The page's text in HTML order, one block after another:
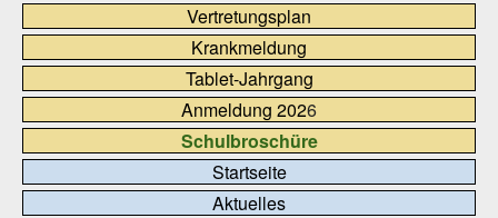
Vertretungsplan
Krankmeldung
Tablet-Jahrgang
Anmeldung 2026
Schulbroschüre
Startseite
Aktuelles